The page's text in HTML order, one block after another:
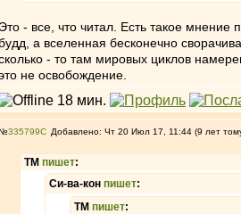
Это - все, что читал. Есть такое мнение
а вселенная бесконечно
- то там мировых циклов
не освобождение.
№335799 Добавлено: Чт 20 Июл 17, 11:44 (9 лет
ТМ пишет:
Си-ва-кон пишет:
ТМ пишет: